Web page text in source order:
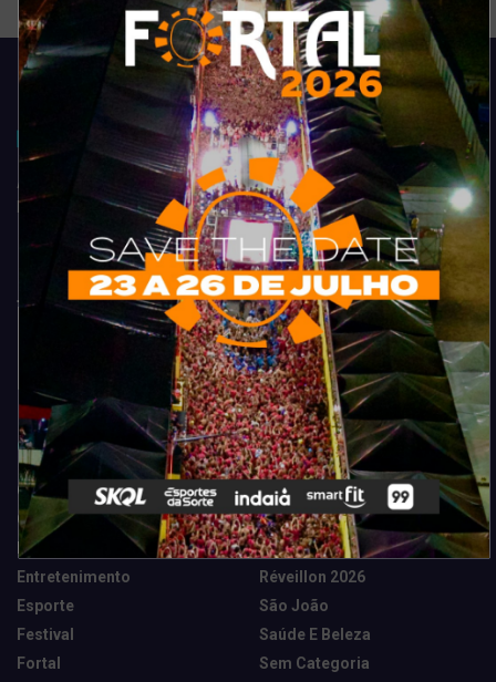
Acompanhe todas as novidades do entretenimento na região de
Fortaleza. Dicas, promoções, coberturas exclusivas e muito mais.
Categorias
Camarote Vip Junino
Cidade
Destaques
Entretenimento
Esporte
Festival
Fortal
Marketing E Negócios
Música
News Tech
Réveillon 2026
São João
Saúde E Beleza
Sem Categoria